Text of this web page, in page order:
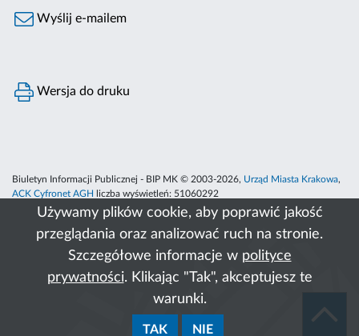
Używamy plików cookie, aby poprawić jakość
przeglądania oraz analizować ruch na stronie.
Szczegółowe informacje w polityce
prywatności. Klikając "Tak", akceptujesz te
warunki.
TAK NIE
Wyślij e-mailem
Wersja do druku
Biuletyn Informacji Publicznej - BIP MK © 2003-2026, Urząd Miasta Krakowa,
ACK Cyfronet AGH
liczba wyświetleń: 51060292